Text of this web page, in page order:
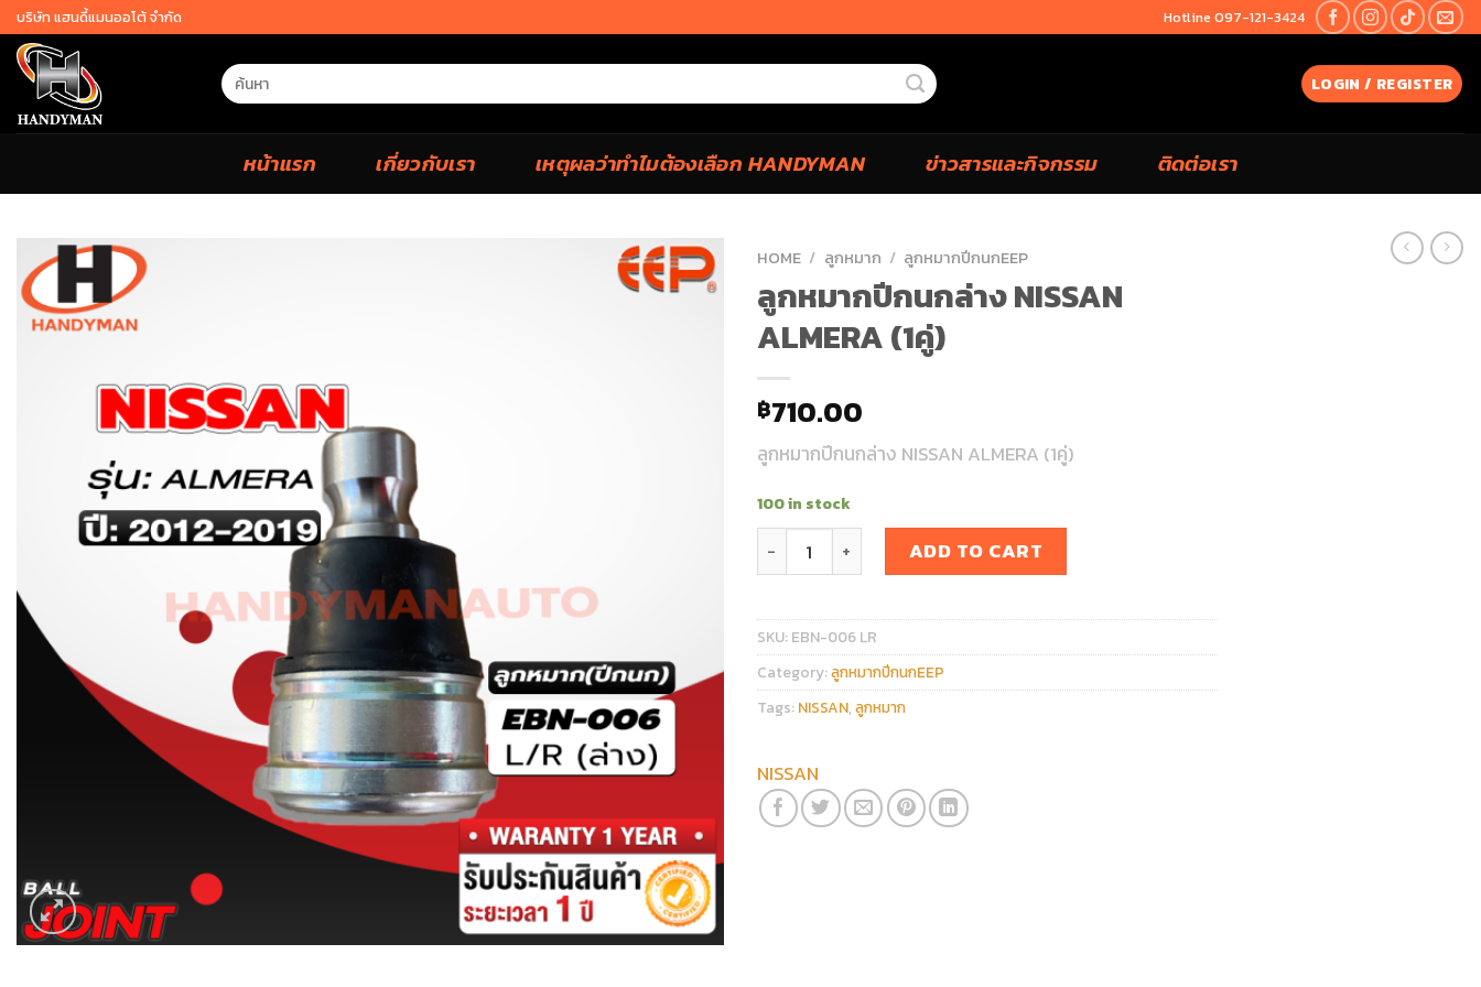
Skip
to
content
บริษัท แฮนดี้แมนออโต้ จำกัด Hotline 097-121-3424
Search
for:
LOGIN / REGISTER
หน้าแรก เกี่ยวกับเรา เหตุผลว่าทำไมต้องเลือก HANDYMAN ข่าวสารและกิจกรรม ติดต่อเรา
HOME / ลูกหมาก / ลูกหมากปีกนกEEP
ลูกหมากปีกนกล่าง NISSAN
ALMERA (1คู่)
฿710.00
ลูกหมากปีกนกล่าง NISSAN ALMERA (1คู่)
100 in stock
ลูกหมากปีกนกล่าง NISSAN ALMERA (1คู่) quantity
ADD TO CART
SKU: EBN-006 LR
Category:ลูกหมากปีกนกEEP
Tags: NISSAN, ลูกหมาก
NISSAN